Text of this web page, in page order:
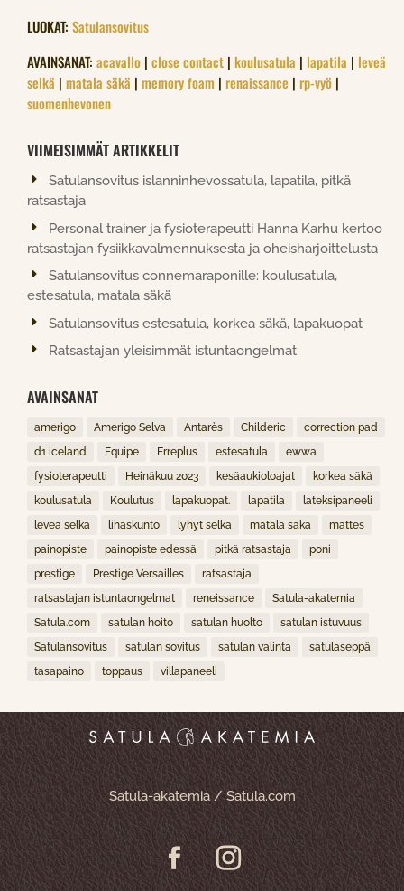
LUOKAT: Satulansovitus
AVAINSANAT: acavallo | close contact | koulusatula | lapatila | leveä
selkä | matala säkä | memory foam | renaissance | rp-vyö |
suomenhevonen
VIIMEISIMMÄT ARTIKKELIT
Satulansovitus islanninhevossatula, lapatila, pitkä
ratsastaja
Personal trainer ja fysioterapeutti Hanna Karhu kertoo
ratsastajan fysiikkavalmennuksesta ja oheisharjoittelusta
Satulansovitus connemaraponille: koulusatula,
estesatula, matala säkä
Satulansovitus estesatula, korkea säkä, lapakuopat
Ratsastajan yleisimmät istuntaongelmat
AVAINSANAT
amerigo Amerigo Selva Antarès Childeric
correction pad
d1 iceland
Equipe Erreplus estesatula
ewwa
fysioterapeutti
Heinäkuu 2023 kesäaukioloajat
korkea säkä
koulusatula
Koulutus lapakuopat. lapatila
lateksipaneeli
leveä selkä
lihaskunto lyhyt selkä matala säkä
mattes
painopiste
painopiste edessä pitkä ratsastaja
poni
prestige
Prestige Versailles
ratsastaja
ratsastajan istuntaongelmat
reneissance
Satula-akatemia
Satula.com
satulan hoito satulan huolto
satulan istuvuus
Satulansovitus
satulan sovitus satulan valinta
satulaseppä
tasapaino
toppaus villapaneeli
Satula-akatemia / Satula.com